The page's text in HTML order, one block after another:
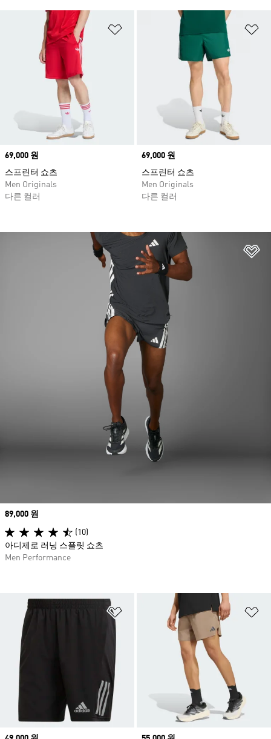
위시리스트 담기
Price
69,000 원
스프린터 쇼츠
Men Originals
다른 컬러
Price
69,000 원
스프린터 쇼츠
Men Originals
다른 컬러
위시리스트 담기
Price
89,000 원
(10)
아디제로 러닝 스플릿 쇼츠
Men Performance